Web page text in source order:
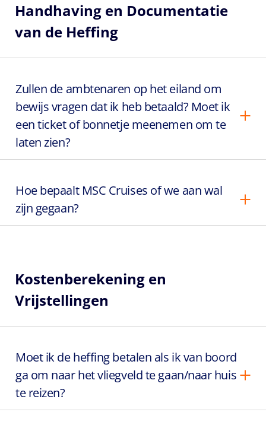
Handhaving en Documentatie
van de Heffing
Zullen de ambtenaren op het eiland om
bewijs vragen dat ik heb betaald? Moet ik
een ticket of bonnetje meenemen om te
laten zien?
Hoe bepaalt MSC Cruises of we aan wal
zijn gegaan?
Kostenberekening en
Vrijstellingen
Moet ik de heffing betalen als ik van boord
ga om naar het vliegveld te gaan/naar huis
te reizen?